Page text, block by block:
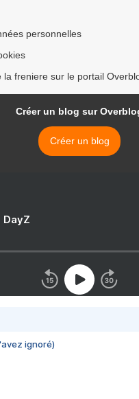
personnelles
la freniere sur le portail
Créer un blog sur
Créer un blog
ignoré)